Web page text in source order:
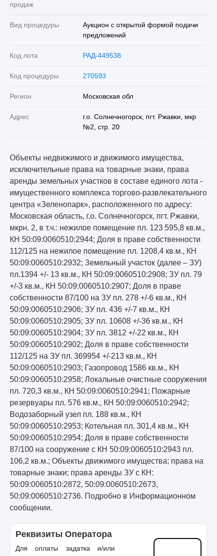
продаж
Вид процедуры
Аукцион с открытой формой подачи
предложений
Код лота РАД-449538
Код процедуры 270593
Регион Московская обл
Адрес
г.о. Солнечногорск, пгт. Ржавки, мкр
№2, стр. 20
Объекты недвижимого и движимого имущества,
исключительные права на товарные знаки, права
аренды земельных участков в составе единого лота -
имущественного комплекса торгово-развлекательного
центра «Зеленопарк», расположенного по адресу:
Московская область, г.о. Солнечногорск, пгт. Ржавки,
мкрн. 2, в т.ч.: нежилое помещение пл. 123 595,8 кв.м.,
КН 50:09:0060510:2944; Доля в праве собственности
112/125 на нежилое помещение пл. 1208,4 кв.м., КН
50:09:0060510:2932; Земельный участок (далее – ЗУ)
пл.1394 +/- 13 кв.м., КН 50:09:0060510:2908; ЗУ пл. 79
+/-3 кв.м., КН 50:09:0060510:2907; Доля в праве
собственности 87/100 на ЗУ пл. 278 +/-6 кв.м., КН
50:09:0060510:2906; ЗУ пл. 436 +/-7 кв.м., КН
50:09:0060510:2905; ЗУ пл. 10608 +/-36 кв.м., КН
50:09:0060510:2904; ЗУ пл. 3812 +/-22 кв.м., КН
50:09:0060510:2902; Доля в праве собственности
112/125 на ЗУ пл. 369954 +/-213 кв.м., КН
50:09:0060510:2903; Газопровод 1586 кв.м., КН
50:09:0060510:2958; Локальные очистные сооружения
пл. 720,3 кв.м., КН 50:09:0060510:2941; Пожарные
резервуары пл. 576 кв.м., КН 50:09:0060510:2942;
Водозаборный узел пл. 188 кв.м., КН
50:09:0060510:2953; Котельная пл. 301,4 кв.м., КН
50:09:0060510:2954; Доля в праве собственности
87/100 на сооружение с КН 50:09:0060510:2943 пл.
106,2 кв.м.; Объекты движимого имущества; права на
товарные знаки; права аренды ЗУ с КН:
50:09:0060510:2872, 50:09:0060510:2673,
50:09:0060510:2736. Подробно в Информационном
сообщении.
Реквизиты Оператора
Для оплаты задатка и/или